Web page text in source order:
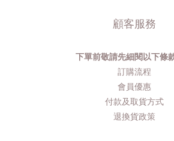
顧客服務
下單前敬請先細閱以下條
訂購流程​
會員優惠
付款及取貨方式
退換貨政策